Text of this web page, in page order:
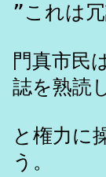
”これは
門真市民
誌を熟読
と権力に
う。